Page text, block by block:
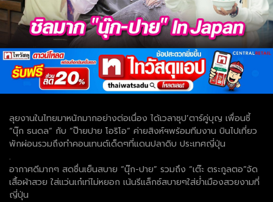
ลุยงานในไทยมาหนักมากอย่างต่อเนื่อง ได้เวลาซุป’ตาร์คู่บุญ เพื่อนซี้
“นุ๊ก ธนดล” กับ “ป๊ายปาย โอริโอ” ค่ายสิงห์ฯพร้อมทีมงาน บินไปเที่ยว
พักผ่อนรวมถึงทำคอนเทนต์เด็ดๆที่แดนปลาดิบ ประเทศญี่ปุ่น
.
อากาศดีมากๆ สดชื่นเย็นสบาย “นุ๊ก-ปาย” รวมถึง “เต๊ะ ตระกูลตอ”จัด
เสื้อผ้าสวย ใส่แว่นเก๋เท่ไม่หยอก เน้นรีแล็กซ์สบายๆใส่ย่ำเมืองสวยงามที่
ญี่ปุ่น